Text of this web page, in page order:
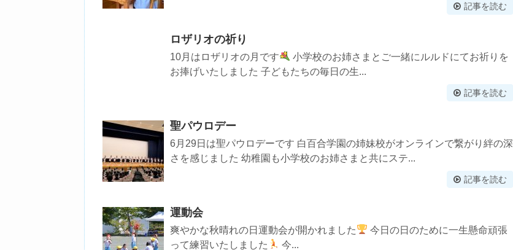
記事を読む
ロザリオの祈り
10月はロザリオの月です
小学校のお姉さまとご一緒にルルドにてお祈りを
お捧げいたしました 子どもたちの毎日の生...
記事を読む
聖パウロデー
6月29日は聖パウロデーです 白百合学園の姉妹校がオンラインで繋がり絆の深
さを感じました 幼稚園も小学校のお姉さまと共にステ...
記事を読む
運動会
爽やかな秋晴れの日運動会が開かれました
今日の日のために一生懸命頑張
って練習いたしました
今...